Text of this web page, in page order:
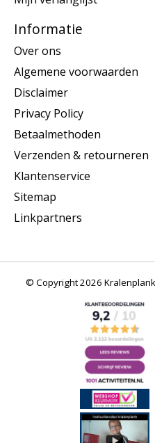
Informatie
Over ons
Algemene voorwaarden
Disclaimer
Privacy Policy
Betaalmethoden
Verzenden & retourneren
Klantenservice
Sitemap
Linkpartners
© Copyright 2026